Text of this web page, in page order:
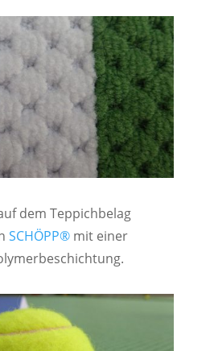
dem Teppichbelag
SCHÖPP®mit einer